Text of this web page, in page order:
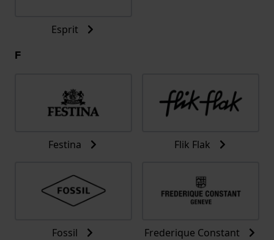
Esprit
F
Festina Flik Flak
Fossil Frederique Constant